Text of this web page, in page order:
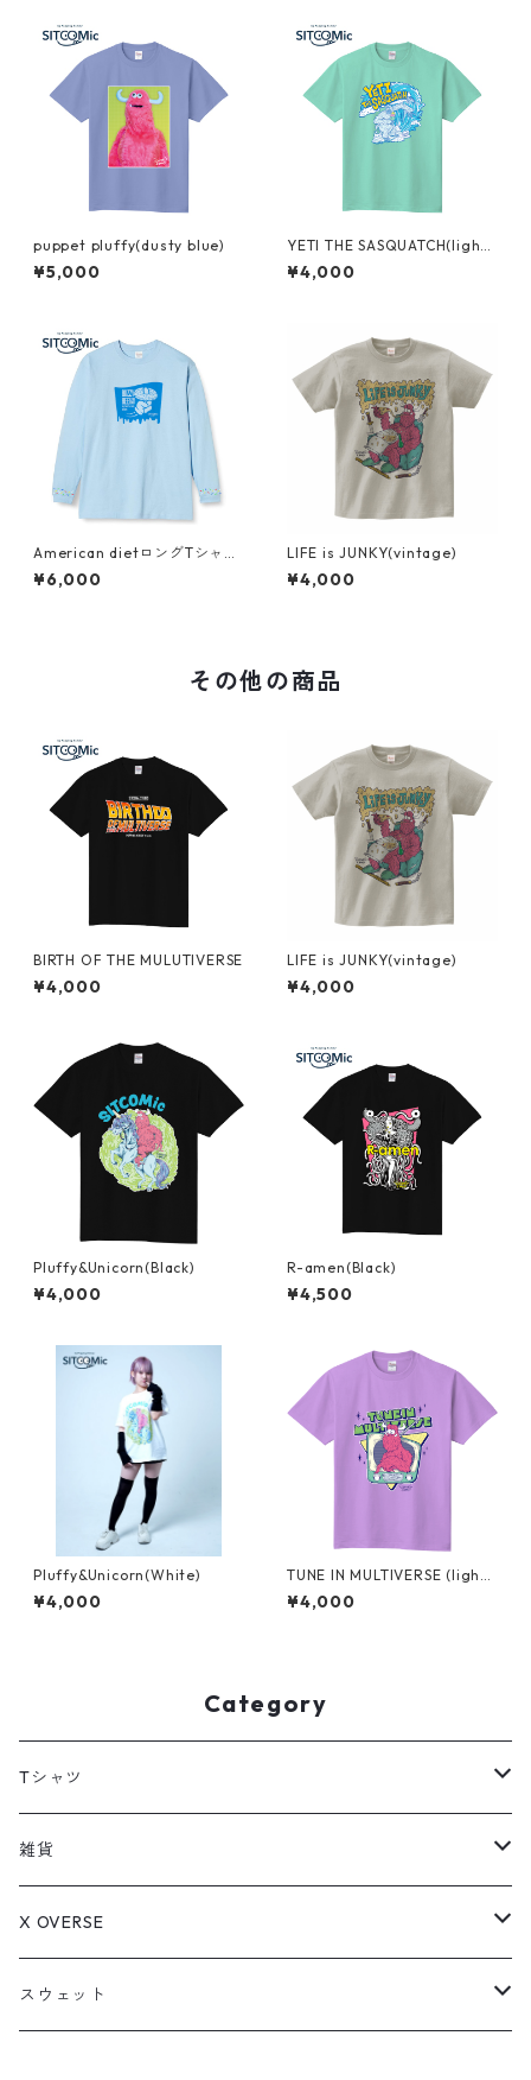
puppet pluffy(dusty blue)
¥5,000
YETI THE SASQUATCH(light
green)
¥4,000
American dietロングTシャツ
(lite blue)
¥6,000
LIFE is JUNKY(vintage)
¥4,000
その他の商品
BIRTH OF THE MULUTIVERSE
¥4,000
LIFE is JUNKY(vintage)
¥4,000
Pluffy&Unicorn(Black)
¥4,000
R-amen(Black)
¥4,500
Pluffy&Unicorn(White)
¥4,000
TUNE IN MULTIVERSE (light
purple)
¥4,000
Category
Tシャツ
LIFE is JUNKY
TUNE IN MULTIVERSE
Drop eyes pink monster
雑貨
アクリルキーホルダー
ステッカー
X OVERSE
アメコミオタクのはちべぇ
スウェット